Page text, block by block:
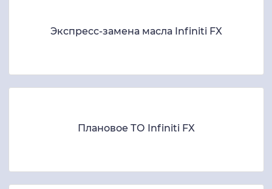
Экспресс-замена масла Infiniti FX
Плановое ТО Infiniti FX